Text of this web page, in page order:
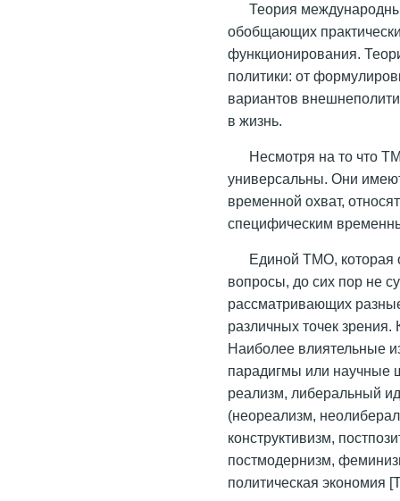
Теория
обобщающих
функционирования.
политики: от
вариантов
в жизнь.
Несмотря на то что
универсальны. Они
временной охват,
специфическим
Единой ТМО, которая
вопросы, до сих пор не
рассматривающих
различных точек зрения.
Наиболее влиятельные
парадигмы или научные
реализм, либеральный
(неореализм,
конструктивизм,
постмодернизм,
политическая экономия